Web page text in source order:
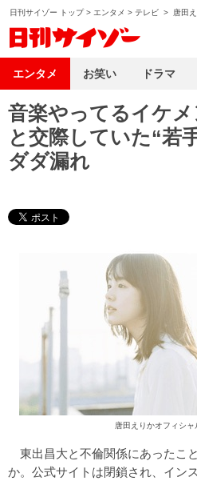
日刊サイゾー トップ> エンタメ > テレビ > 唐田
音楽やってるイケ
と交際していた“若
ダダ漏れ
唐田えりかオフィシャ
東出昌大と不倫関係にあったこ
か。公式サイトは閉鎖され、イン
エンタメ お笑い ドラマ